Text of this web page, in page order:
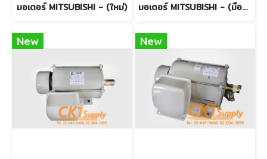
มอเตอร์ MITSUBISHI - (ใหม่) มอเตอร์ MITSUBISHI - (มือสอง)
New New